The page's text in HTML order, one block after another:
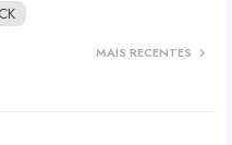
MAIS RECENTES